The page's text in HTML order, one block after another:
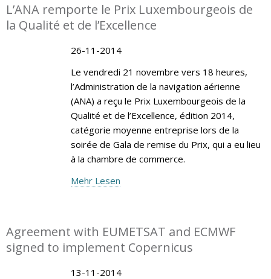
L’ANA remporte le Prix Luxembourgeois de
la Qualité et de l’Excellence
26-11-2014
Le vendredi 21 novembre vers 18 heures,
l’Administration de la navigation aérienne
(ANA) a reçu le Prix Luxembourgeois de la
Qualité et de l’Excellence, édition 2014,
catégorie moyenne entreprise lors de la
soirée de Gala de remise du Prix, qui a eu lieu
à la chambre de commerce.
Mehr Lesen
Agreement with EUMETSAT and ECMWF
signed to implement Copernicus
13-11-2014